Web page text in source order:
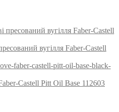
вугілля Faber-Castell
Castell Pitt Oil Base 112603